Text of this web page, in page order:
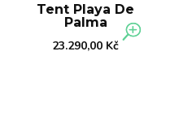
Tent Playa De
Palma
23.290,00 Kč